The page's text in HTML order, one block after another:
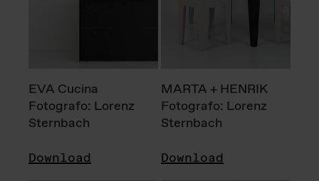
EVA Cucina
Fotografo: Lorenz
Sternbach
Download
MARTA + HENRIK
Fotografo: Lorenz
Sternbach
Download